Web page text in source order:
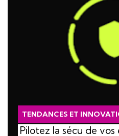
TENDANCES ET
Pilotez la sécu de